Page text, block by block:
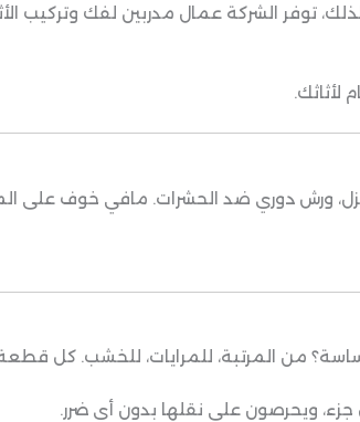
توفر الشركة عمال مدربين لفك وتركيب
لأثاثك.
ورش دوري ضد الحشرات. مافي خوف على
من المرتبة، للمرايات، للخشب. كل
ويحرصون على نقلها بدون أي ضرر.